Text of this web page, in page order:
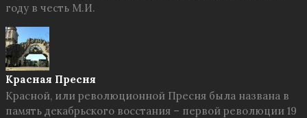
году в честь М.И.
Красная Пресня
Красной, или революционной Пресня была названа в
память декабрьского восстания – первой революции 19